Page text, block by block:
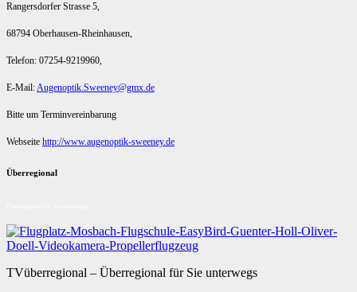
Rangersdorfer Strasse 5,
68794 Oberhausen-Rheinhausen,
Telefon: 07254-9219960,
E-Mail:Augenoptik.Sweeney@gmx.de
Bitte um Terminvereinbarung
Webseite http://www.augenoptik-sweeney.de
Überregional
TVüberregional – Überregional für Sie unterwegs